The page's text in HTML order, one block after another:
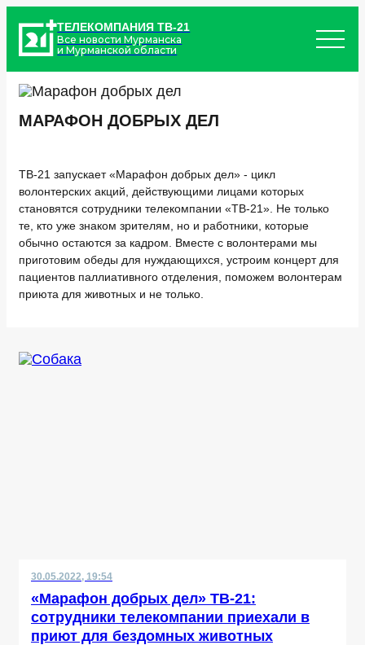
ТЕЛЕКОМПАНИЯ ТВ-21
Все новости Мурманска
и Мурманской области
МАРАФОН ДОБРЫХ ДЕЛ
ТВ-21 запускает «Марафон добрых дел» - цикл
волонтерских акций, действующими лицами которых
становятся сотрудники телекомпании «ТВ-21». Не только
те, кто уже знаком зрителям, но и работники, которые
обычно остаются за кадром. Вместе с волонтерами мы
приготовим обеды для нуждающихся, устроим концерт для
пациентов паллиативного отделения, поможем волонтерам
приюта для животных и не только.
30.05.2022, 19:54
«Марафон добрых дел» ТВ-21:
сотрудники телекомпании приехали в
приют для бездомных животных